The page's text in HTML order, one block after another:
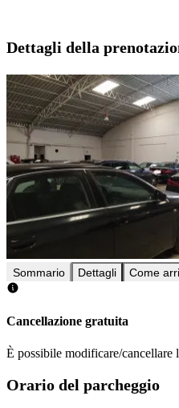
Dettagli della
Sommario Dettagli Come
Cancellazione gratuita
È possibile modificare/cancellare
Orario del parcheggio